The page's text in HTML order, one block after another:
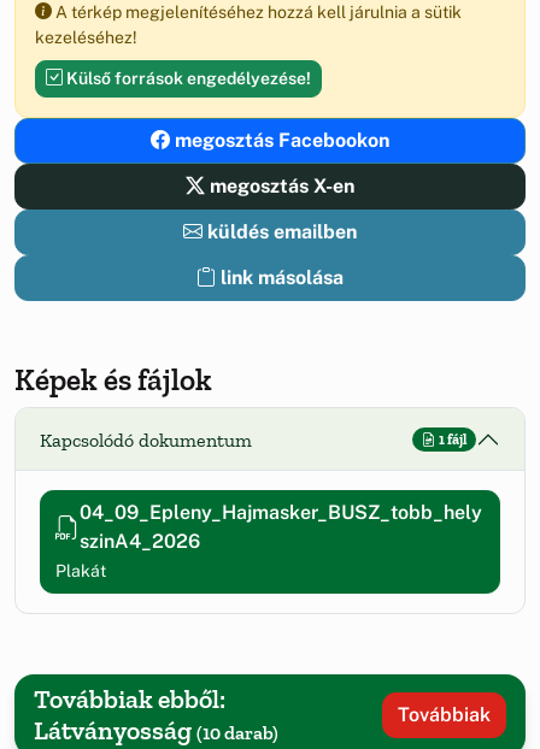
A térkép megjelenítéséhez hozzá kell járulnia a sütik
kezeléséhez!
Külső források engedélyezése!
megosztás Facebookon
megosztás X-en
küldés emailben
link másolása
Képek és fájlok
Kapcsolódó dokumentum 1 fájl
04_09_Epleny_Hajmasker_BUSZ_tobb_hely
szinA4_2026
Plakát
Továbbiak ebből:
Látványosság (10 darab)
Továbbiak